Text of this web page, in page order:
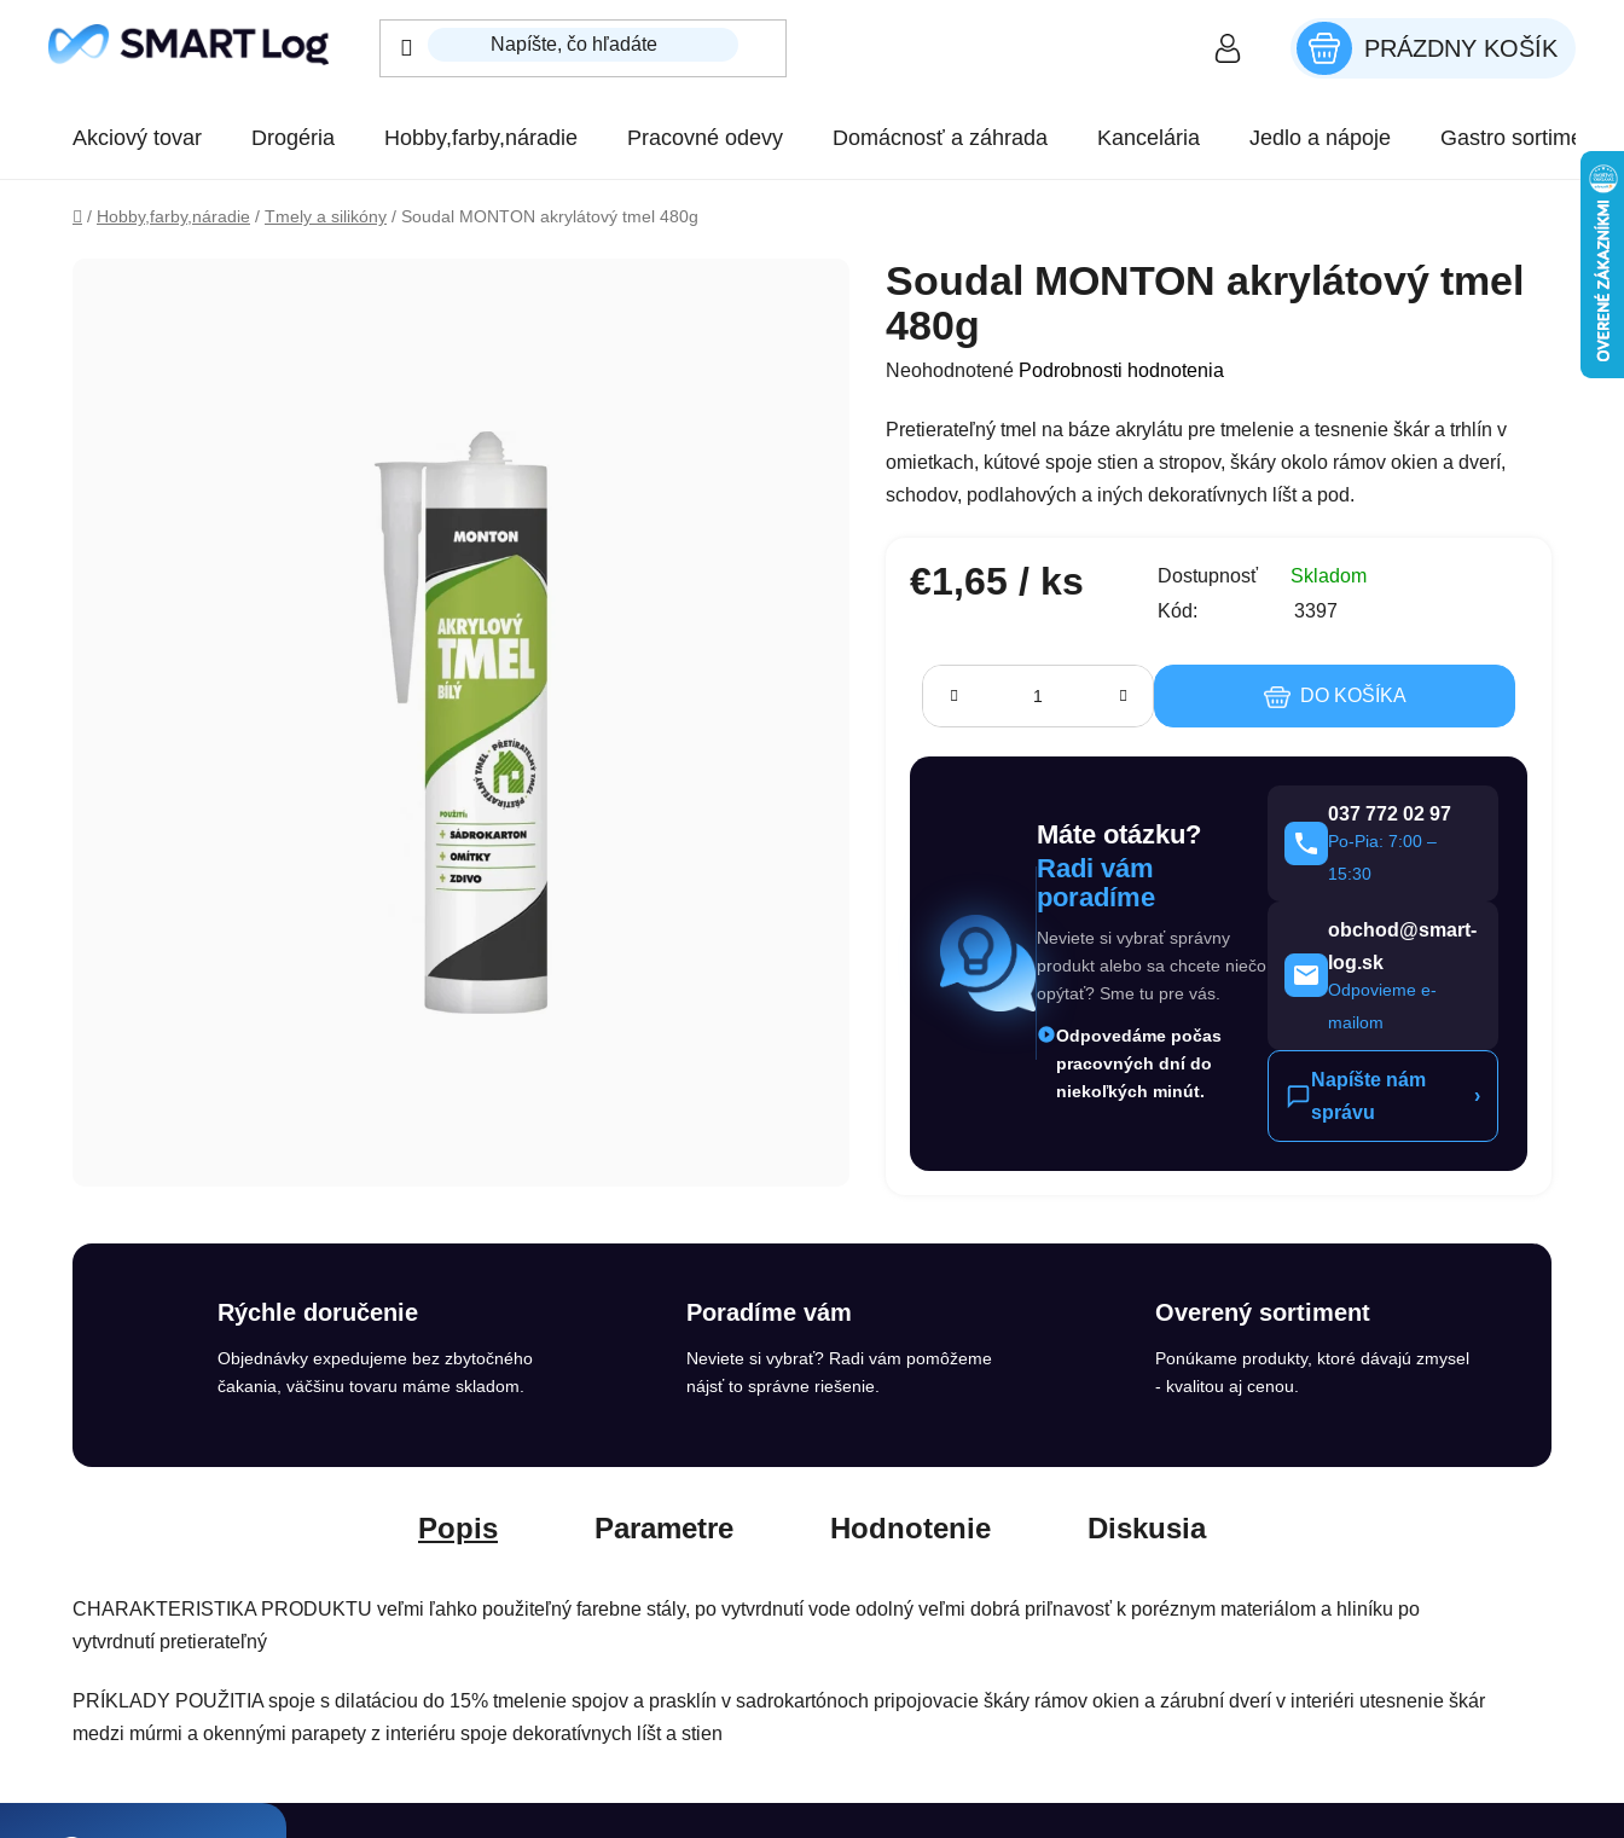
NÁKUPNÝ KOŠÍK
PRÁZDNY KOŠÍK
Akciový tovar Drogéria Hobby,farby,náradie Pracovné odevy Domácnosť a záhrada Kancelária Jedlo a nápoje Gastro sortiment
Domov
/ Hobby,farby,náradie / Tmely a silikóny / Soudal MONTON akrylátový tmel 480g
Soudal MONTON akrylátový tmel
480g
Priemerné hodnotenie produktu je 0,0 z 5 hviezdičiek.
Neohodnotené Podrobnosti hodnotenia
Pretierateľný tmel na báze akrylátu pre tmelenie a tesnenie škár a trhlín v
omietkach, kútové spoje stien a stropov, škáry okolo rámov okien a dverí,
schodov, podlahových a iných dekoratívnych líšt a pod.
€1,65/ ks Dostupnosť
Skladom
Kód:
3397
DO KOŠÍKA
Máte otázku?
Radi vám
poradíme
Neviete si vybrať správny
produkt alebo sa chcete niečo
opýtať? Sme tu pre vás.
Odpovedáme počas
pracovných dní do
niekoľkých minút.
037 772 02 97
Po-Pia: 7:00 –
15:30
obchod@smart-
log.sk
Odpovieme e-
mailom
Napíšte nám
správu
›
Rýchle doručenie
Objednávky expedujeme bez zbytočného
čakania, väčšinu tovaru máme skladom.
Poradíme vám
Neviete si vybrať? Radi vám pomôžeme
nájsť to správne riešenie.
Overený sortiment
Ponúkame produkty, ktoré dávajú zmysel
- kvalitou aj cenou.
Popis Parametre Hodnotenie Diskusia
CHARAKTERISTIKA PRODUKTU veľmi ľahko použiteľný farebne stály, po vytvrdnutí vode odolný veľmi dobrá priľnavosť k poréznym materiálom a hliníku po
vytvrdnutí pretierateľný
PRÍKLADY POUŽITIA spoje s dilatáciou do 15% tmelenie spojov a prasklín v sadrokartónoch pripojovacie škáry rámov okien a zárubní dverí v interiéri utesnenie škár
medzi múrmi a okennými parapety z interiéru spoje dekoratívnych líšt a stien